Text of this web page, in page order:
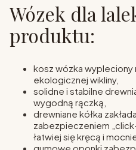
Wózek dla
produktu:
kosz wózka wypleciony
ekologicznej wikliny,
solidne i stabilne
wygodną rączką,
drewniane kółka
zabezpieczeniem
łatwiej się kręcą i